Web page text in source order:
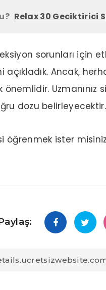
Relax 30 Geciktirici
sorunları için
açıkladık. Ancak,
Uzmanınız
dozu belirleyecektir.
öğrenmek ister